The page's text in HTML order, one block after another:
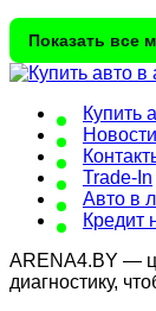
Показать все
Купить
Новости
Trade-In
Авто в
Кредит
ARENA4.BY —
диагностику,